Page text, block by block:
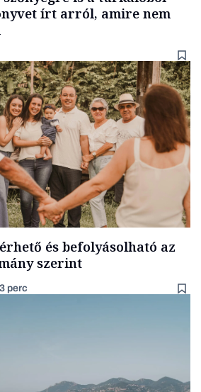
írt arról, amire nem
és befolyásolható az
szerint
3 perc